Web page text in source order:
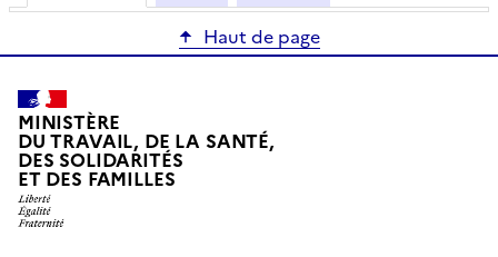
Haut de page
MINISTÈRE
DU TRAVAIL, DE LA SANTÉ,
DES SOLIDARITÉS
ET DES FAMILLES